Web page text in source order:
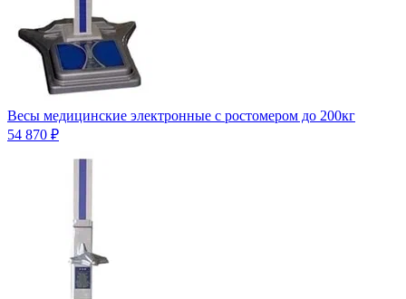
Весы медицинские электронные с ростомером до 200кг
54 870 ₽